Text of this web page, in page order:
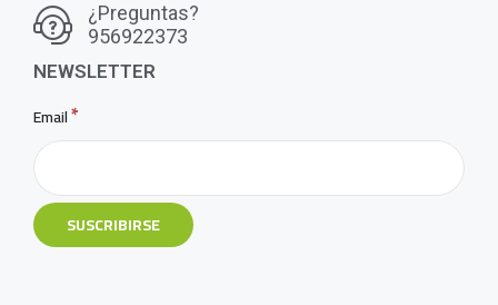
¿Preguntas?
956922373
NEWSLETTER
Email*